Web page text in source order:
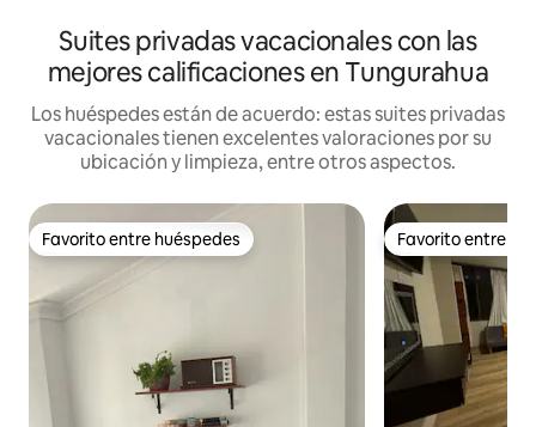
Suites privadas vacacionales con las
mejores calificaciones en Tungurahua
Los huéspedes están de acuerdo: estas suites privadas
vacacionales tienen excelentes valoraciones por su
ubicación y limpieza, entre otros aspectos.
Favorito entre huéspedes
Favorito entre huéspedes Favorito entre
Favorito entre